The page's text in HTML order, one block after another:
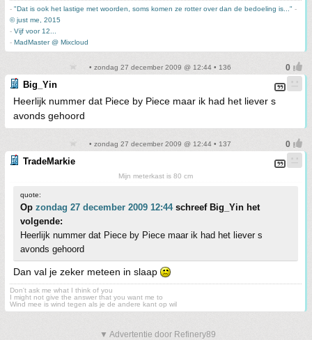
- "Dat is ook het lastige met woorden, soms komen ze rotter over dan de bedoeling is..." -
© just me, 2015
- Vijf voor 12...
- MadMaster @ Mixcloud
• zondag 27 december 2009 @ 12:44 • 136
Big_Yin
Heerlijk nummer dat Piece by Piece maar ik had het liever s
avonds gehoord
• zondag 27 december 2009 @ 12:44 • 137
TradeMarkie
Mijn meterkast is 80 cm
quote:
Op zondag 27 december 2009 12:44schreef Big_Yin het
volgende:
Heerlijk nummer dat Piece by Piece maar ik had het liever s
avonds gehoord
Dan val je zeker meteen in slaap
Don't ask me what I think of you
I might not give the answer that you want me to
Wind mee is wind tegen als je de andere kant op wil
▼ Advertentie door Refinery89